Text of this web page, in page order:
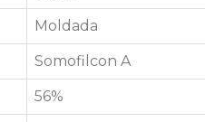
Moldada
Somofilcon A
56%